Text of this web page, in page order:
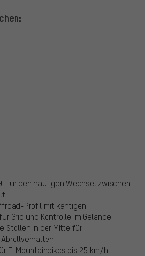
für den häufigen Wechsel zwischen
Profil mit kantigen
Grip und Kontrolle im Gelände
Stollen in der Mitte für
E-Mountainbikes bis 25 km/h